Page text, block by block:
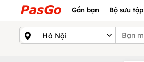
Gần bạn Bộ sưu tập